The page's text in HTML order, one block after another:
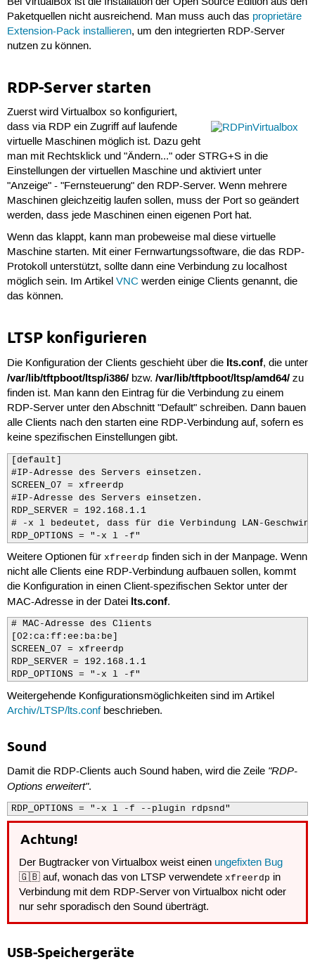
Paketquellen nicht ausreichend. Man muss auch das proprietäre
Extension-Pack installieren, um den integrierten RDP-Server
nutzen zu können.
RDP-Server starten
Zuerst wird Virtualbox so konfiguriert,
dass via RDP ein Zugriff auf laufende
virtuelle Maschinen möglich ist. Dazu geht
man mit Rechtsklick und "Ändern..." oder STRG+S in die
Einstellungen der virtuellen Maschine und aktiviert unter
"Anzeige" - "Fernsteuerung" den RDP-Server. Wenn mehrere
Maschinen gleichzeitig laufen sollen, muss der Port so geändert
werden, dass jede Maschinen einen eigenen Port hat.
Wenn das klappt, kann man probeweise mal diese virtuelle
Maschine starten. Mit einer Fernwartungssoftware, die das RDP-
Protokoll unterstützt, sollte dann eine Verbindung zu localhost
möglich sein. Im Artikel VNC werden einige Clients genannt, die
das können.
LTSP konfigurieren
Die Konfiguration der Clients geschieht über die lts.conf, die unter
/var/lib/tftpboot/ltsp/i386/bzw. /var/lib/tftpboot/ltsp/amd64/zu
finden ist. Man kann den Eintrag für die Verbindung zu einem
RDP-Server unter den Abschnitt "Default" schreiben. Dann bauen
alle Clients nach den starten eine RDP-Verbindung auf, sofern es
keine spezifischen Einstellungen gibt.
[default]
#IP-Adresse des Servers einsetzen.
SCREEN_07 = xfreerdp
#IP-Adresse des Servers einsetzen.
RDP_SERVER = 192.168.1.1
# -x l bedeutet, dass für die Verbindung LAN-
RDP_OPTIONS = "-x l -f"
Weitere Optionen für xfreerdp finden sich in der Manpage. Wenn
nicht alle Clients eine RDP-Verbindung aufbauen sollen, kommt
die Konfiguration in einen Client-spezifischen Sektor unter der
MAC-Adresse in der Datei lts.conf.
# MAC-Adresse des Clients
[02:ca:ff:ee:ba:be]
SCREEN_07 = xfreerdp
RDP_SERVER = 192.168.1.1
RDP_OPTIONS = "-x l -f"
Weitergehende Konfigurationsmöglichkeiten sind im Artikel
Archiv/LTSP/lts.confbeschrieben.
Sound
Damit die RDP-Clients auch Sound haben, wird die Zeile "RDP-
Options erweitert".
RDP_OPTIONS = "-x l -f --plugin rdpsnd"
Achtung!
Der Bugtracker von Virtualbox weist einen ungefixten Bug
🇬🇧 auf, wonach das von LTSP verwendetexfreerdp in
Verbindung mit dem RDP-Server von Virtualbox nicht oder
nur sehr sporadisch den Sound überträgt.
USB-Speichergeräte